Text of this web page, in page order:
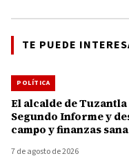
TE PUEDE
POLÍTICA
El alcalde de
Segundo Informe y
campo y finanzas
7 de agosto de 2026